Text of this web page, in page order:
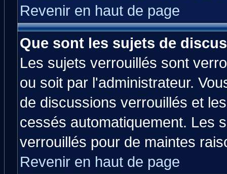
Revenir en haut de page
Que sont les sujets de
Les sujets verrouillés sont
ou soit par l'administrateur.
de discussions verrouillés et
cessés automatiquement. Les
verrouillés pour de maintes
Revenir en haut de page